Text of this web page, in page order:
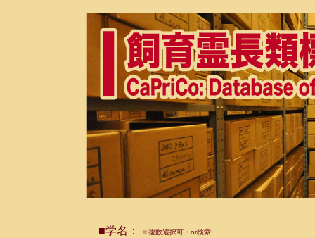
■学名： ※複数選択可・or検索